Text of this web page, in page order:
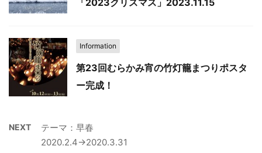
「2023クリスマス」2023.11.15
Information
第23回むらかみ宵の竹灯籠まつりポスタ
ー完成！
NEXT
テーマ：早春
2020.2.4→2020.3.31